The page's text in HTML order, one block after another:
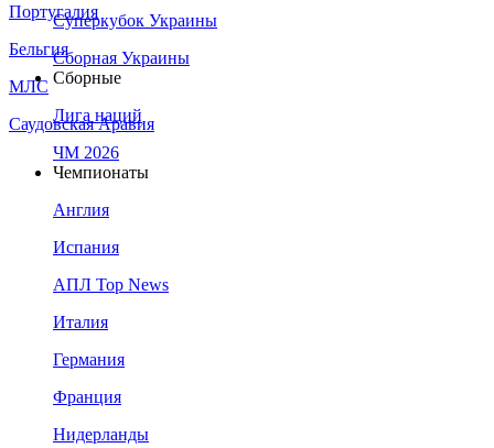
Португалия
Бельгия
МЛС
Саудовская Аравия
Суперкубок Украины
Сборная Украины
Сборные
Лига наций
ЧМ 2026
Чемпионаты
Англия
Испания
АПЛ Top News
Италия
Германия
Франция
Нидерланды